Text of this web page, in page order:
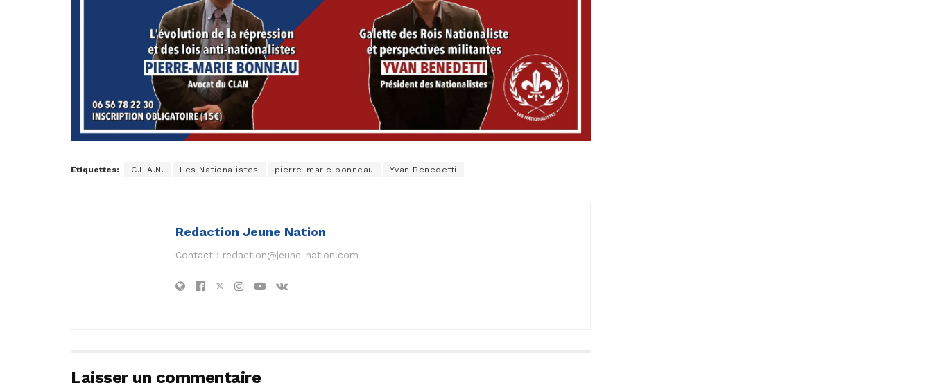
Étiquettes: C.L.A.N. Les Nationalistes pierre-marie bonneau Yvan Benedetti
Redaction Jeune Nation
Contact : redaction@jeune-nation.com
Laisser un commentaire